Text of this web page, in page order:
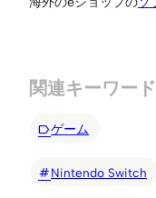
関連キーワード
ゲーム
Nintendo Switch